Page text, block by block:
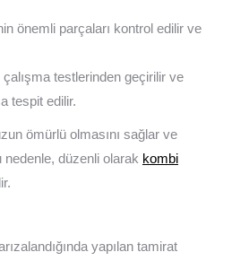
önemli parçaları kontrol edilir ve
testlerinden geçirilir ve
tespit edilir.
ömürlü olmasını sağlar ve
nedenle, düzenli olarak kombi
yapılan tamirat